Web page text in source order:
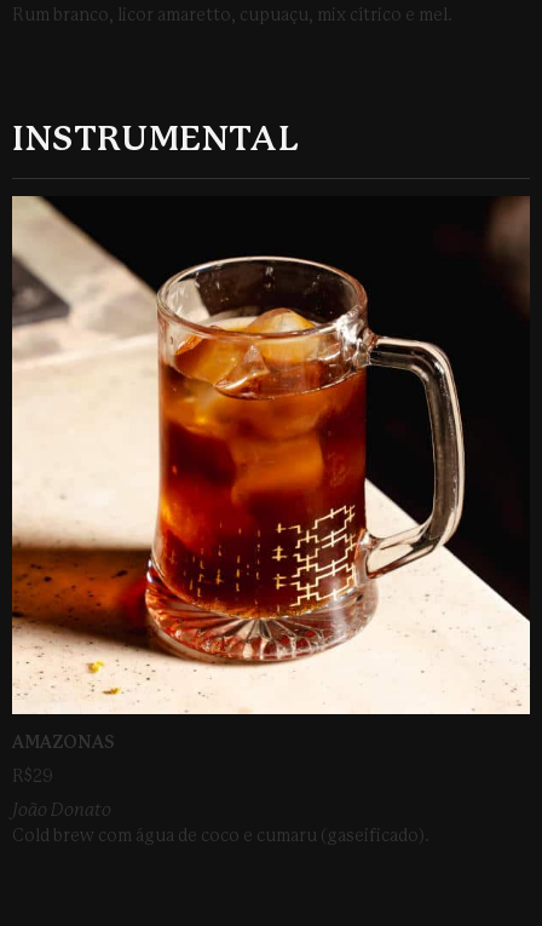
Rum branco, licor amaretto, cupuaçu, mix cítrico e mel.
INSTRUMENTAL
AMAZONAS
R$29
João Donato
Cold brew com água de coco e cumaru (gaseificado).